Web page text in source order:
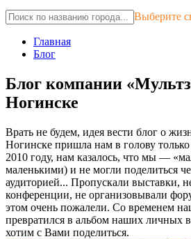
Выберите
Главная
Блог
Блог компании
Ногинске
Врать не будем, идея вести блог о
Ногинске пришла нам в голову только
2010 году, нам казалось, что мы —
маленькими) и не могли поделиться
аудиторией... Пропускали выставки,
конференции, не организовывали
этом очень пожалели. Со временем
превратился в альбом наших личных
хотим с Вами поделиться.